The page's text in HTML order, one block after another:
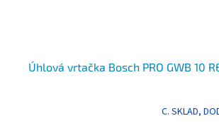
Úhlová vrtačka Bosch PRO GWB 10
C. SKLAD,